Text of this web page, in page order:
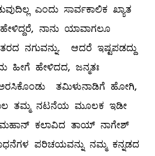
ಎಂದು ಸಾರ್ವಕಾಲಿಕ ಖ್ಯಾತ
ನಾನು ಯಾವಾಗಲೂ
ನಗುವನ್ನು. ಆದರೆ ಇಷ್ಟಪಡದ್ದು
ಹೀಗೆ ಹೇಳಿದದ, ಜನ್ಮತಃ
ಅರಸಿಕೊಂಡು ತಮಿಳುನಾಡಿಗೆ ಹೋಗಿ,
ತಮ್ಮ ನಟನೆಯ ಮೂಲಕ ಇಡೀ
ಮಹಾನ್ ಕಲಾವಿದ ತಾಯ್ ನಾಗೇಶ್
ಸಾಧನೆಗಳ ಪರಿಚಯವನ್ನು ನಮ್ಮ ಕನ್ನಡದ